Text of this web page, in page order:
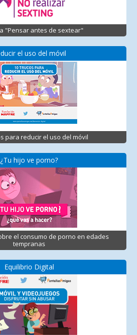
"Pensar antes de sextear"
el uso del móvil
para reducir el uso del móvil
¿Tu hijo ve porno?
el consumo de porno en edades
tempranas
Equilibrio Digital